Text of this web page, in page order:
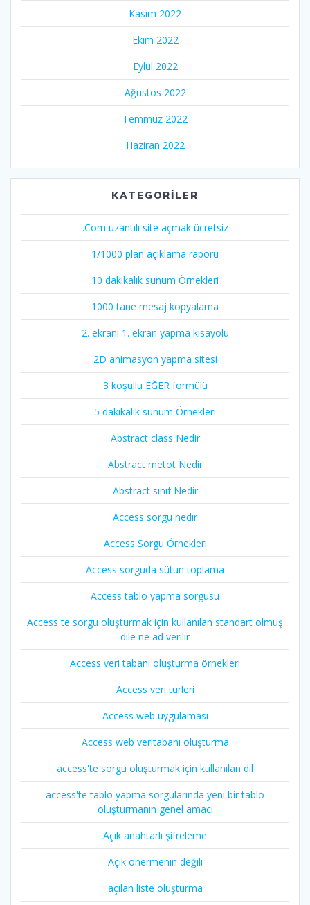
Kasım 2022
Ekim 2022
Eylül 2022
Ağustos 2022
Temmuz 2022
Haziran 2022
KATEGORILER
.Com uzantılı site açmak ücretsiz
1/1000 plan açıklama raporu
10 dakikalık sunum Örnekleri
1000 tane mesaj kopyalama
2. ekranı 1. ekran yapma kısayolu
2D animasyon yapma sitesi
3 koşullu EĞER formülü
5 dakikalık sunum Örnekleri
Abstract class Nedir
Abstract metot Nedir
Abstract sınıf Nedir
Access sorgu nedir
Access Sorgu Örnekleri
Access sorguda sütun toplama
Access tablo yapma sorgusu
Access te sorgu oluşturmak için kullanılan standart olmuş
dile ne ad verilir
Access veri tabanı oluşturma örnekleri
Access veri türleri
Access web uygulaması
Access web veritabanı oluşturma
access'te sorgu oluşturmak için kullanılan dil
access'te tablo yapma sorgularında yeni bir tablo
oluşturmanın genel amacı
Açık anahtarlı şifreleme
Açık önermenin değili
açılan liste oluşturma